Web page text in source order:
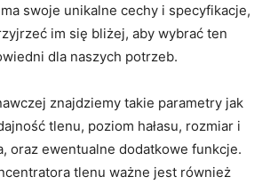
swoje unikalne cechy i specyfikacje,
im się bliżej, aby wybrać ten
dla naszych potrzeb.
znajdziemy takie parametry jak
tlenu, poziom hałasu, rozmiar i
oraz ewentualne dodatkowe funkcje.
tlenu ważne jest również